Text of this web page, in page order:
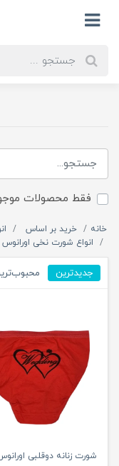
فقط محصولات
خانه خرید بر اساس
انواع شورت نخی اورانوس
جدیدترین
شورت زنانه دوقلبی